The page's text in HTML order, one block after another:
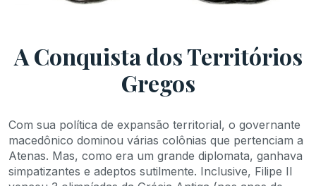
A Conquista dos Territórios
Gregos
Com sua política de expansão territorial, o governante
macedônico dominou várias colônias que pertenciam a
Atenas. Mas, como era um grande diplomata, ganhava
simpatizantes e adeptos sutilmente. Inclusive, Filipe II